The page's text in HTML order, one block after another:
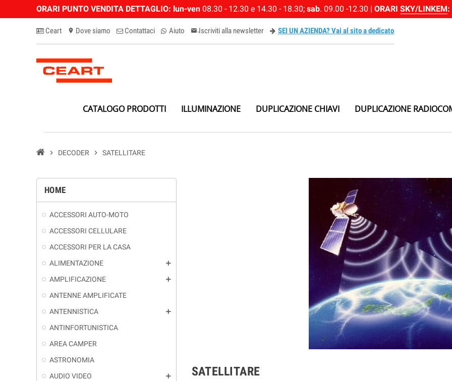
ORARI PUNTO VENDITA DETTAGLIO: lun-ven 08.30 - 12.30 e 14.30 - 18.30; sab. 09.00 -12.30 | ORARI SKY/LINKEM:
Ceart location_on Dove siamo Contattaci Aiuto email-newsletter
Iscriviti alla newsletter SEI UN AZIENDA? Vai al sito a dedicato
CATALOGO PRODOTTI ILLUMINAZIONE DUPLICAZIONE CHIAVI DUPLICAZIONE
chevron_right DECODER chevron_right SATELLITARE
HOME
ACCESSORI AUTO-MOTO
ACCESSORI CELLULARE
ACCESSORI PER LA CASA
ALIMENTAZIONE
add
AMPLIFICAZIONE add
ANTENNE AMPLIFICATE
ANTENNISTICA
add
ANTINFORTUNISTICA
AREA CAMPER
ASTRONOMIA
AUDIO VIDEO
add SATELLITARE